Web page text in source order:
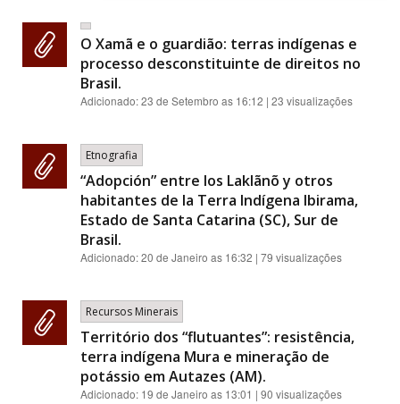
O Xamã e o guardião: terras indígenas e
processo desconstituinte de direitos no
Brasil.
Adicionado:23 de Setembro as 16:12 | 23 visualizações
Etnografia
“Adopción” entre los Laklãnõ y otros
habitantes de la Terra Indígena Ibirama,
Estado de Santa Catarina (SC), Sur de
Brasil.
Adicionado:20 de Janeiro as 16:32 | 79 visualizações
Recursos Minerais
Território dos “flutuantes”: resistência,
terra indígena Mura e mineração de
potássio em Autazes (AM).
Adicionado: 19 de Janeiro as 13:01 | 90 visualizações